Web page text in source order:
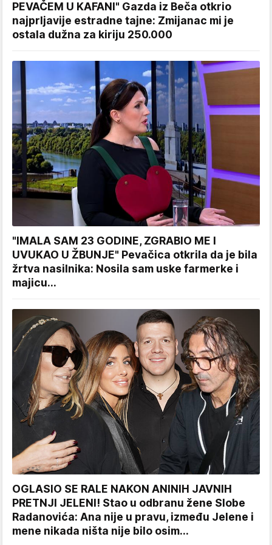
PEVAČEM U KAFANI" Gazda iz Beča otkrio
najprljavije estradne tajne: Zmijanac mi je
ostala dužna za kiriju 250.000
"IMALA SAM 23 GODINE, ZGRABIO ME I
UVUKAO U ŽBUNJE" Pevačica otkrila da je bila
žrtva nasilnika: Nosila sam uske farmerke i
majicu...
OGLASIO SE RALE NAKON ANINIH JAVNIH
PRETNJI JELENI! Stao u odbranu žene Slobe
Radanovića: Ana nije u pravu, između Jelene i
mene nikada ništa nije bilo osim...